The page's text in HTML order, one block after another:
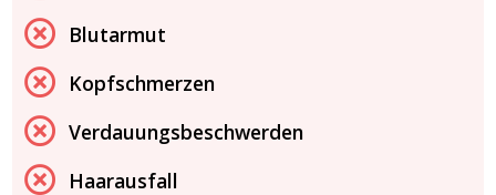
Blutarmut
Kopfschmerzen
Verdauungsbeschwerden
Haarausfall